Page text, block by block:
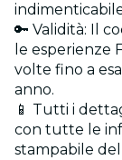
🔑 Validità: Il
le esperienze
volte fino a
anno.
📱 Tutti i
con tutte le
stampabile